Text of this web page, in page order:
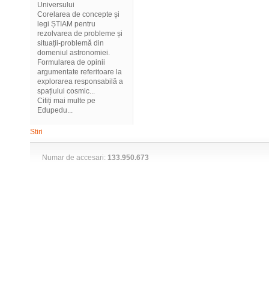
Universului
Corelarea de concepte și
legi ȘTIAM pentru
rezolvarea de probleme și
situații-problemă din
domeniul astronomiei.
Formularea de opinii
argumentate referitoare la
explorarea responsabilă a
spațiului cosmic...
Citiți mai multe pe
Edupedu...
Stiri
Numar de accesari: 133.950.673